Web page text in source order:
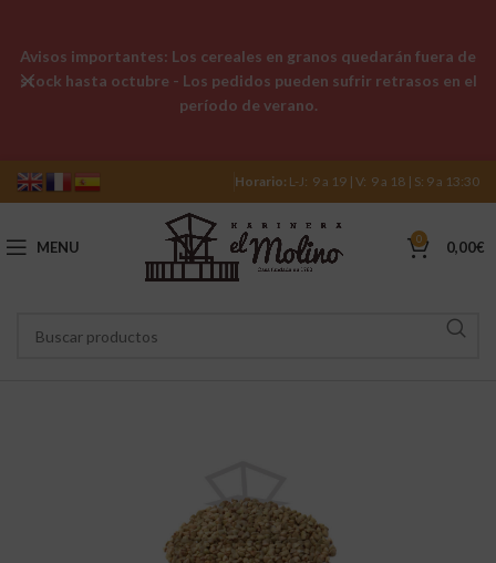
Horario: L-J: 9 a 19 | V: 9 a 18 | S: 9 a 13:30
MENU 0 0,00€
Avisos importantes: Los cereales en granos quedarán fuera de
stock hasta octubre - Los pedidos pueden sufrir retrasos en el
período de verano.